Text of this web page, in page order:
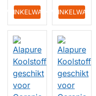
WINKELWAGENIN WINKELWAGEN